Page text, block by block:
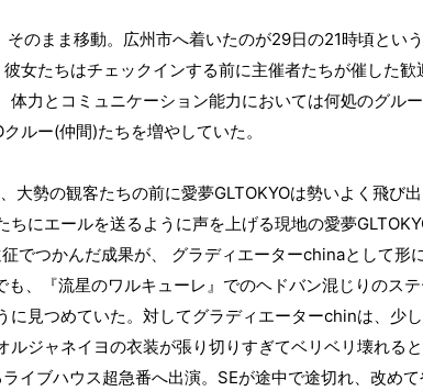
そのまま移動。広州市へ着いたのが29日の21時頃とい
彼女たちはチェックインする前に主催者たちが催した
体力とコミュニケーション能力においては何処のグル
クルー(仲間)たちを増やしていた。
、大勢の観客たちの前に愛夢GLTOKYOは勢いよく飛び
ちにエールを送るように声を上げる現地の愛夢
征でつかんだ成果が、 グラディエーターchinaとして形
も、『流星のワルキューレ』でのヘドバン混じりのス
に見つめていた。対してグラディエーターchinは、少
ジャネイヨの衣装が張り切りすぎてベリベリ壊れると
イブハウス超急番へ出演。 SEが途中で途切れ、改め